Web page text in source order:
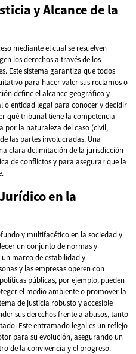
y Alcance de la
mediante el cual se resuelven
los derechos a través de los
Este sistema garantiza que todos
para hacer valer sus reclamos o
define el alcance geográfico y
entidad legal para conocer y decidir
qué tribunal tiene la competencia
por la naturaleza del caso (civil,
las partes involucradas. Una
clara delimitación de la jurisdicción
de conflictos y para asegurar que la
en la
y multifacético en la sociedad y
un conjunto de normas y
marco de estabilidad y
y las empresas operen con
públicas, por ejemplo, pueden
el medio ambiente o promover la
de justicia robusto y accesible
sus derechos frente a abusos, tanto
Este entramado legal es un reflejo
para su evolución, asegurando un
de la convivencia y el progreso.